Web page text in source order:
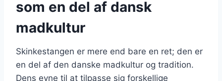
som en del af dansk
madkultur
Skinkestangen er mere end bare en ret; den er
en del af den danske madkultur og tradition.
Dens evne til at tilpasse sig forskellige